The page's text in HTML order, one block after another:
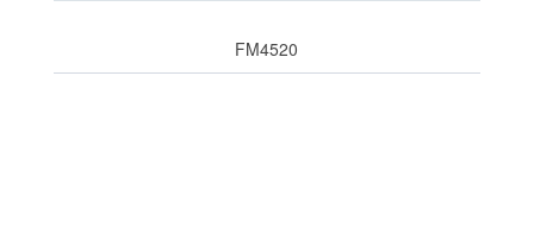
FM4520